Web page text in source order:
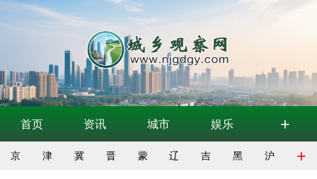
首页 资讯 城市 娱乐 +
京 津 冀 晋 蒙 辽 吉 黑 沪 +